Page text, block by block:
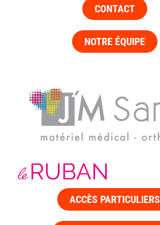
CONTACT
NOTRE ÉQUIPE
ACCÈS PARTICULIERS